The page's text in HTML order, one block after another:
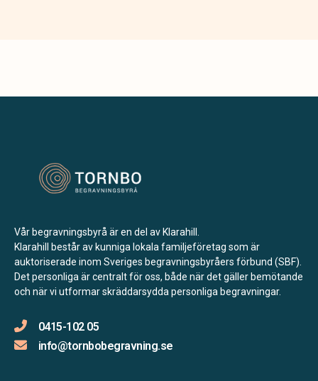
Vår begravningsbyrå är en del av Klarahill.
Klarahill består av kunniga lokala familjeföretag som är
auktoriserade inom Sveriges begravningsbyråers förbund (SBF).
Det personliga är centralt för oss, både när det gäller bemötande
och när vi utformar skräddarsydda personliga begravningar.
0415-102 05
info@tornbobegravning.se